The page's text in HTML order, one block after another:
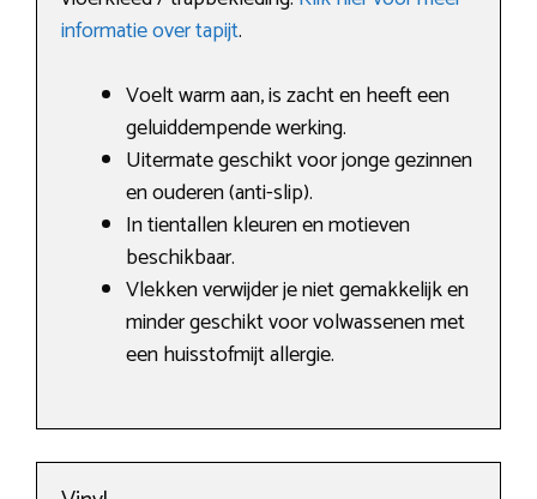
informatie over tapijt.
Voelt warm aan, is zacht en heeft een
geluiddempende werking.
Uitermate geschikt voor jonge gezinnen
en ouderen (anti-slip).
In tientallen kleuren en motieven
beschikbaar.
Vlekken verwijder je niet gemakkelijk en
minder geschikt voor volwassenen met
een huisstofmijt allergie.